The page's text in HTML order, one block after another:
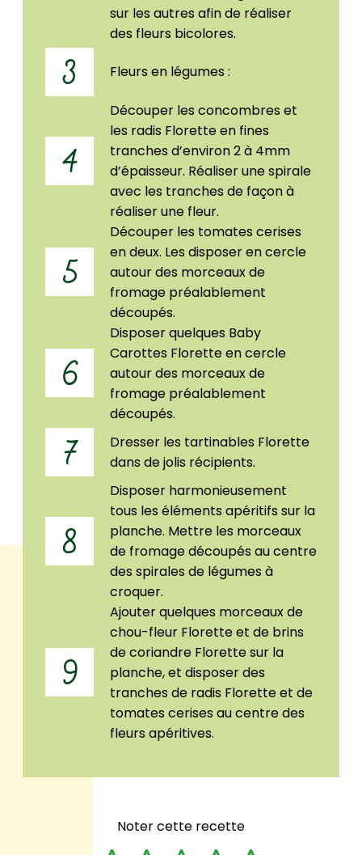
sur les autres afin de réaliser
des fleurs bicolores.
3 Fleurs en légumes :
4
Découper les concombres et
les radis Florette en fines
tranches d’environ 2 à 4mm
d’épaisseur. Réaliser une spirale
avec les tranches de façon à
réaliser une fleur.
5
Découper les tomates cerises
en deux. Les disposer en cercle
autour des morceaux de
fromage préalablement
découpés.
6
Disposer quelques Baby
Carottes Florette en cercle
autour des morceaux de
fromage préalablement
découpés.
7
Dresser les tartinables Florette
dans de jolis récipients.
8
Disposer harmonieusement
tous les éléments apéritifs sur la
planche. Mettre les morceaux
de fromage découpés au centre
des spirales de légumes à
croquer.
9
Ajouter quelques morceaux de
chou-fleur Florette et de brins
de coriandre Florette sur la
planche, et disposer des
tranches de radis Florette et de
tomates cerises au centre des
fleurs apéritives.
Noter cette recette